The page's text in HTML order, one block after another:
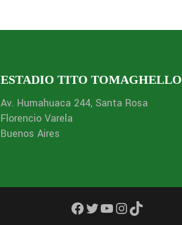
ESTADIO TITO TOMAGHELLO
Av. Humahuaca 244, Santa Rosa
Florencio Varela
Buenos Aires